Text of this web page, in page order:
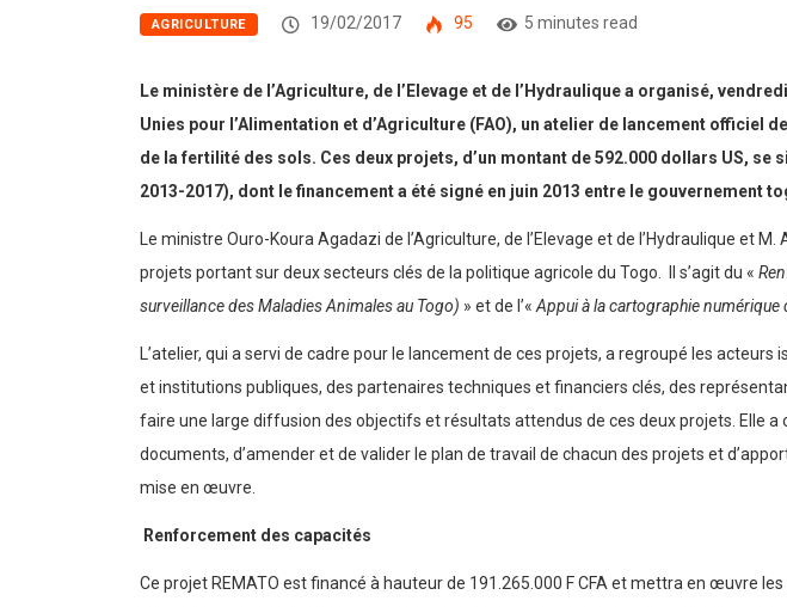
AGRICULTURE 19/02/2017 95 5 minutes read
Le ministère de l’Agriculture, de l’Elevage et de l’Hydraulique a organisé,
Unies pour l’Alimentation et d’Agriculture (FAO), un atelier de lancement
de la fertilité des sols. Ces deux projets, d’un montant de 592.000 dollars US,
2013-2017), dont le financement a été signé en juin 2013 entre le gouvernement
Le ministre Ouro-Koura Agadazi de l’Agriculture, de l’Elevage et de l’Hydraulique et
projets portant sur deux secteurs clés de la politique agricole du Togo. Il s’agit du «
surveillance des Maladies Animales au Togo) » et de l’« Appui à la cartographie numérique
L’atelier, qui a servi de cadre pour le lancement de ces projets, a regroupé les
et institutions publiques, des partenaires techniques et financiers clés, des
faire une large diffusion des objectifs et résultats attendus de ces deux projets. Elle
documents, d’amender et de valider le plan de travail de chacun des projets et
mise en œuvre.
Renforcement des capacités
Ce projet REMATO est financé à hauteur de 191.265.000 F CFA et mettra en œuvre